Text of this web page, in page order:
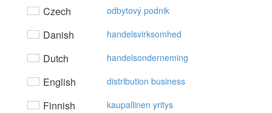
Czech odbytový podnik
Danish handelsvirksomhed
Dutch handelsonderneming
English distribution business
Finnish kaupallinen yritys